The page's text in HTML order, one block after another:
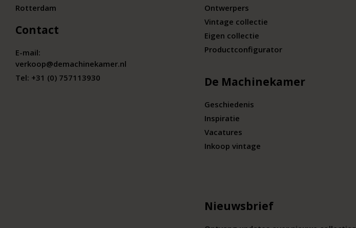
Rotterdam
Contact
E-mail:
verkoop@demachinekamer.nl
Tel: +31 (0) 757113930
Ontwerpers
Vintage collectie
Eigen collectie
Productconfigurator
De Machinekamer
Geschiedenis
Inspiratie
Vacatures
Inkoop vintage
Nieuwsbrief